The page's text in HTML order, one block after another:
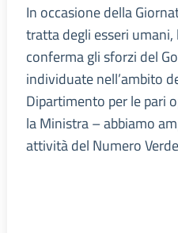
In occasione della
tratta degli esseri
conferma gli sforzi del
individuate nell’ambito
Dipartimento per le pari
la Ministra – abbiamo
attività del Numero